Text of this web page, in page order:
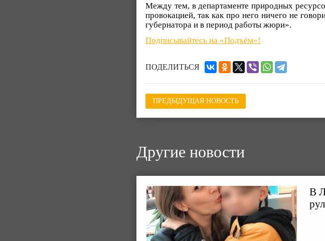
Между тем, в департаменте природных
провокацией, так как про него ничего не
губернатора и в период работы жюри».
Подписывайтесь на «Подъём»!
ПОДЕЛИТЬСЯ
ПРЕДЫДУЩАЯ НОВОСТЬ
Другие новости
В